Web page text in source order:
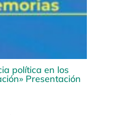
política en los
Presentación